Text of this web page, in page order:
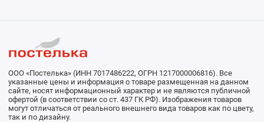
ООО «Постелька» (ИНН 7017486222, ОГРН 1217000006816). Все
указанные цены и информация о товаре размещенная на данном
сайте, носят информационный характер и не являются публичной
офертой (в соответствии со ст. 437 ГК РФ). Изображения товаров
могут отличаться от реального внешнего вида товаров как по цвету,
так и по дизайну.